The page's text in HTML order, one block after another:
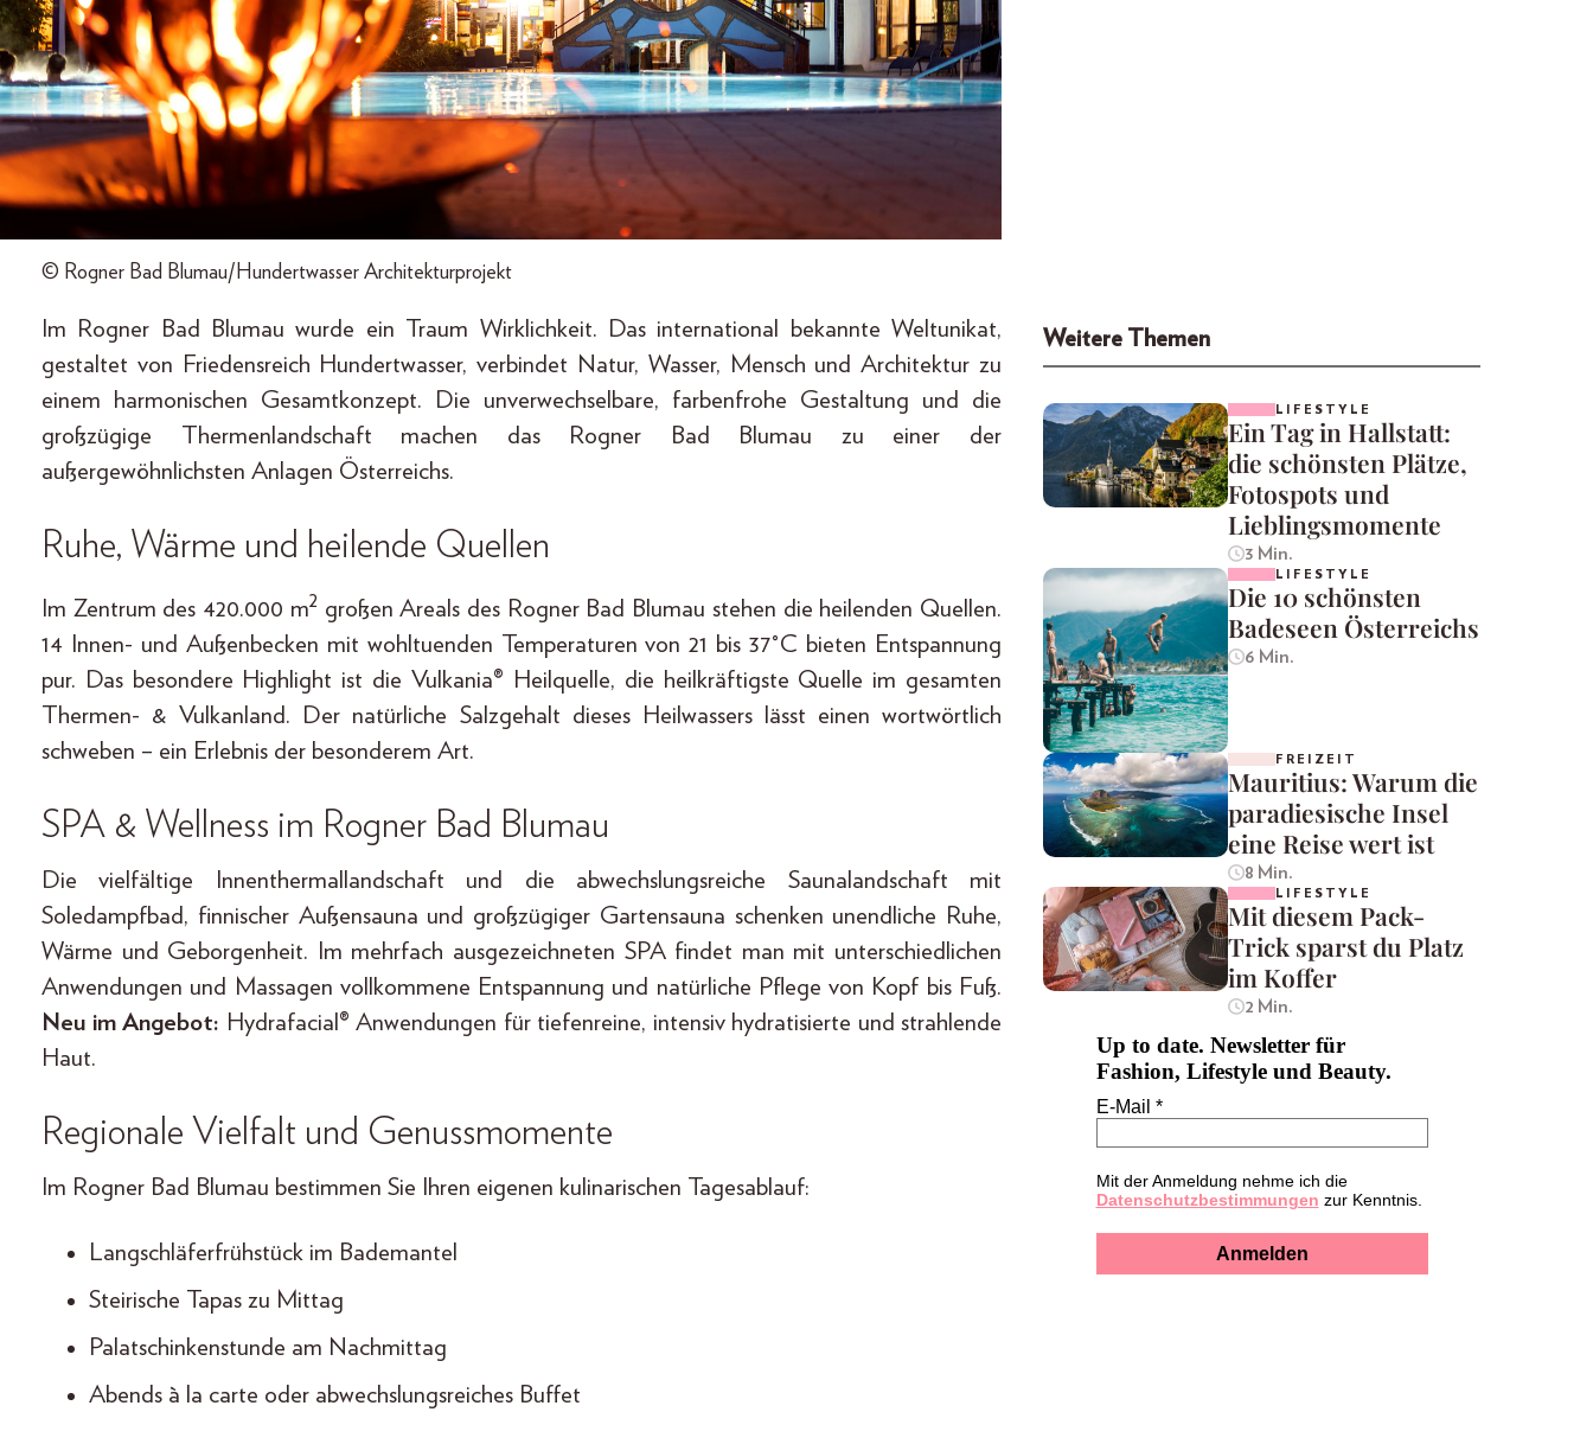
© Rogner Bad Blumau/Hundertwasser Architekturprojekt
Im Rogner Bad Blumau wurde ein Traum Wirklichkeit. Das international bekannte Weltunikat,
gestaltet von Friedensreich Hundertwasser, verbindet Natur, Wasser, Mensch und Architektur zu
einem harmonischen Gesamtkonzept. Die unverwechselbare, farbenfrohe Gestaltung und die
großzügige Thermenlandschaft machen das Rogner Bad Blumau zu einer der
außergewöhnlichsten Anlagen Österreichs.
Ruhe, Wärme und heilende Quellen
Im Zentrum des 420.000 m2 großen Areals des Rogner Bad Blumau stehen die heilenden Quellen.
14 Innen- und Außenbecken mit wohltuenden Temperaturen von 21 bis 37°C bieten Entspannung
pur. Das besondere Highlight ist die Vulkania® Heilquelle, die heilkräftigste Quelle im gesamten
Thermen- & Vulkanland. Der natürliche Salzgehalt dieses Heilwassers lässt einen wortwörtlich
schweben – ein Erlebnis der besonderem Art.
SPA & Wellness im Rogner Bad Blumau
Die vielfältige Innenthermallandschaft und die abwechslungsreiche Saunalandschaft mit
Soledampfbad, finnischer Außensauna und großzügiger Gartensauna schenken unendliche Ruhe,
Wärme und Geborgenheit. Im mehrfach ausgezeichneten SPA findet man mit unterschiedlichen
Anwendungen und Massagen vollkommene Entspannung und natürliche Pflege von Kopf bis Fuß.
Neu im Angebot: Hydrafacial® Anwendungen für tiefenreine, intensiv hydratisierte und strahlende
Haut.
Regionale Vielfalt und Genussmomente
Im Rogner Bad Blumau bestimmen Sie Ihren eigenen kulinarischen Tagesablauf:
Langschläferfrühstück im Bademantel
Steirische Tapas zu Mittag
Palatschinkenstunde am Nachmittag
Abends à la carte oder abwechslungsreiches Buffet
Weitere Themen
LIFESTYLE
Ein Tag in Hallstatt:
die schönsten Plätze,
Fotospots und
Lieblingsmomente
3 Min.
LIFESTYLE
Die 10 schönsten
Badeseen Österreichs
6 Min.
FREIZEIT
Mauritius: Warum die
paradiesische Insel
eine Reise wert ist
8 Min.
LIFESTYLE
Mit diesem Pack-
Trick sparst du Platz
im Koffer
2 Min.